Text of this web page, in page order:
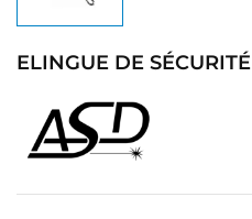
ELINGUE DE SÉCURITÉ